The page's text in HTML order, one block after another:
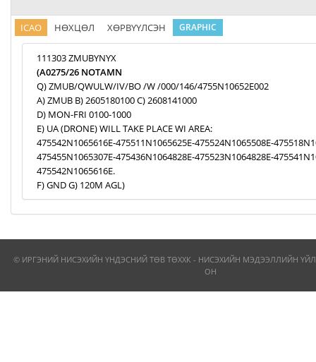
ICAO НӨХЦӨЛ ХӨРВҮҮЛСЭН GRAPHIC
111303 ZMUBYNYX
(A0275/26 NOTAMN
Q) ZMUB/QWULW/IV/BO /W /000/146/4755N10652E002
A) ZMUB B) 2605180100 C) 2608141000
D) MON-FRI 0100-1000
E) UA (DRONE) WILL TAKE PLACE WI AREA:
475542N1065616E-475511N1065625E-475524N1065508E-
475455N1065307E-475436N1064828E-475523N1064828E-
475542N1065616E.
F) GND G) 120M AGL)
© ИРГЭНИЙ НИСЭХИЙН ҮНДЭСНИЙ ТӨВ ТӨХХК - НИСЭХИЙН МЭДЭЭЛЛИЙН
ОН